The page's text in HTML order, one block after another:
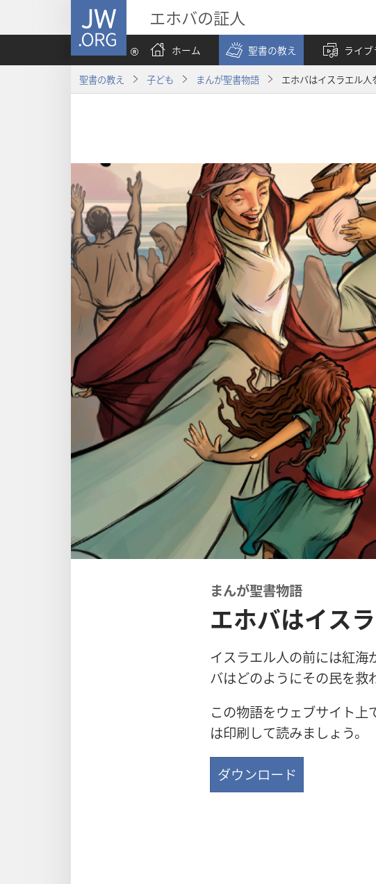
JW.ORG エホバの証人
ホーム
聖書の教え ライ
聖書の教え 子ども まんが聖書物語 エホバはイスラエル人
まんが聖書物語
エホバはイス
イスラエル人の前には紅海
バはどのようにその民を救
この物語をウェブサイト上
は印刷して読みましょう。
ダウンロード